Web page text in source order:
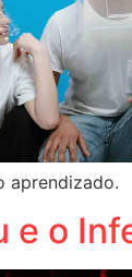
aprendizado.
e o